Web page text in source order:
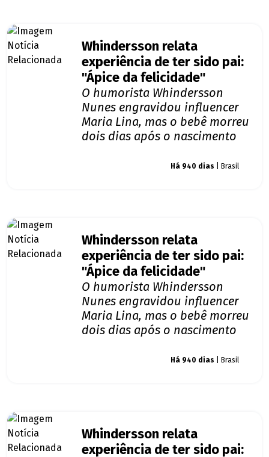
Whindersson relata
experiência de ter sido pai:
"Ápice da felicidade"
O humorista Whindersson
Nunes engravidou influencer
Maria Lina, mas o bebê morreu
dois dias após o nascimento
Há 940 dias | Brasil
Whindersson relata
experiência de ter sido pai:
"Ápice da felicidade"
O humorista Whindersson
Nunes engravidou influencer
Maria Lina, mas o bebê morreu
dois dias após o nascimento
Há 940 dias | Brasil
Whindersson relata
experiência de ter sido pai: